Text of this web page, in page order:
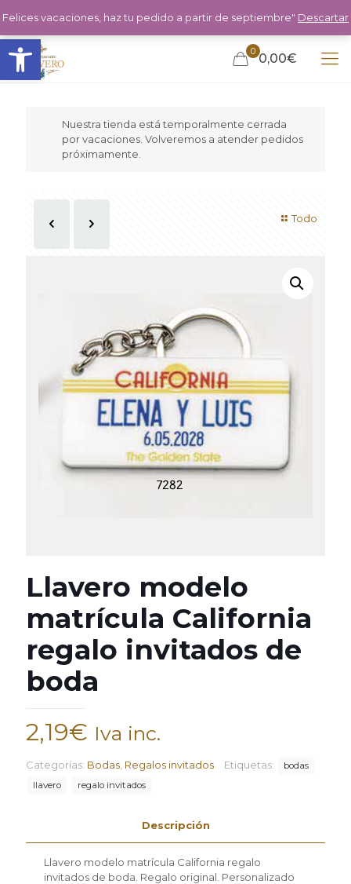
Abrir barra de herramientas 0 0,00€
Nuestra tienda está temporalmente cerrada
por vacaciones. Volveremos a atender pedidos
próximamente.
Todo
Llavero modelo
matrícula California
regalo invitados de
boda
2,19€ Iva inc.
Categorías: Bodas Regalos invitados Etiquetas:
bodas
llavero
regalo invitados
Descripción
Llavero modelo matrícula California regalo
invitados de boda. Regalo original. Personalizado
Felices vacaciones, haz tu pedido a partir de septiembre" Descartar